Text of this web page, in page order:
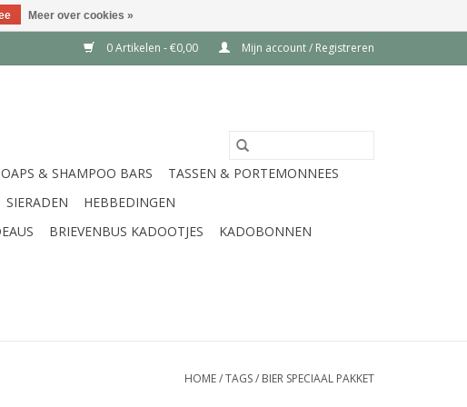
0 Artikelen - €0,00 Mijn account / Registreren
& SHAMPOO BARS
TASSEN & PORTEMONNEES
SIERADEN
HEBBEDINGEN
BRIEVENBUS KADOOTJES
KADOBONNEN
HOME/TAGS/ BIER SPECIAAL PAKKET
Meer over cookies »